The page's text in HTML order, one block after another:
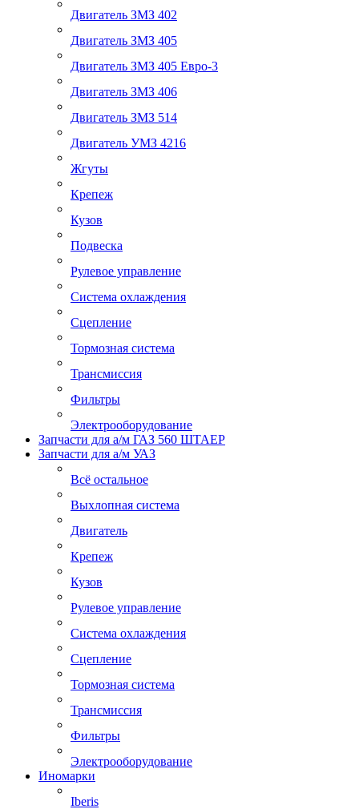
Двигатель ЗМЗ 402
Двигатель ЗМЗ 405
Двигатель ЗМЗ 405 Евро-3
Двигатель ЗМЗ 406
Двигатель ЗМЗ 514
Двигатель УМЗ 4216
Жгуты
Крепеж
Кузов
Подвеска
Рулевое управление
Система охлаждения
Сцепление
Тормозная система
Трансмиссия
Фильтры
Электрооборудование
Запчасти для а/м ГАЗ 560 ШТАЕР
Запчасти для а/м УАЗ
Всё остальное
Выхлопная система
Двигатель
Крепеж
Кузов
Рулевое управление
Система охлаждения
Сцепление
Тормозная система
Трансмиссия
Фильтры
Электрооборудование
Иномарки
Iberis